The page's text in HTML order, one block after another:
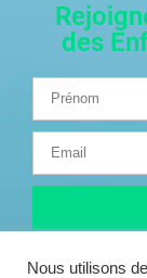
des
Nous utilisons